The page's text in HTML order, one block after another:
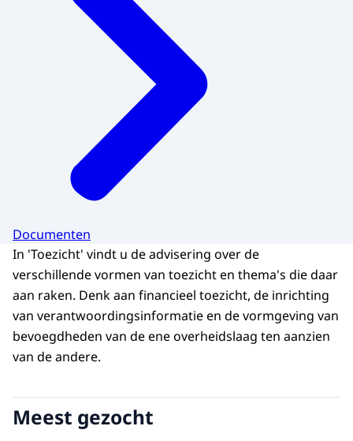
Documenten
In 'Toezicht' vindt u de advisering over de
verschillende vormen van toezicht en thema's die daar
aan raken. Denk aan financieel toezicht, de inrichting
van verantwoordingsinformatie en de vormgeving van
bevoegdheden van de ene overheidslaag ten aanzien
van de andere.
Meest gezocht